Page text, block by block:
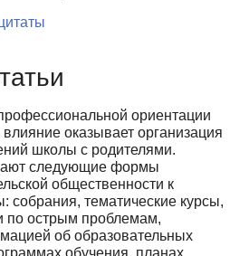
ориентации
оказывает организация
школы с родителями.
следующие формы
общественности к
собрания, тематические курсы,
по острым проблемам,
об образовательных
обучения, планах